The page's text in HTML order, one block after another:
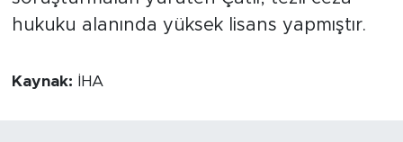
hukuku alanında yüksek lisans yapmıştır.
Kaynak: İHA